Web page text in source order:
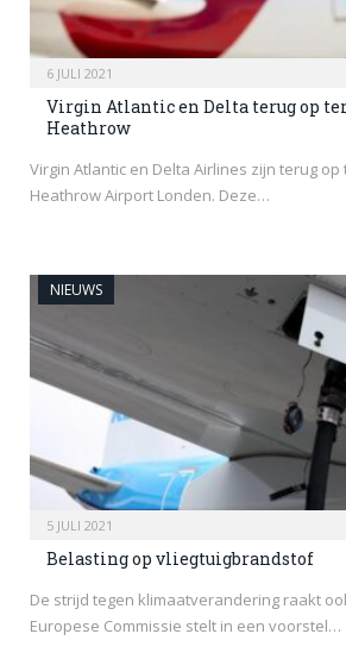
6 JULI 2021
Virgin Atlantic en Delta terug op
Heathrow
Virgin Atlantic en Delta Airlines zijn terug op
Heathrow Airport Londen. Deze…
NIEUWS
5 JULI 2021
Belasting op vliegtuigbrandstof
De strijd tegen klimaatverandering raakt
Europese Commissie stelt in een voorstel…